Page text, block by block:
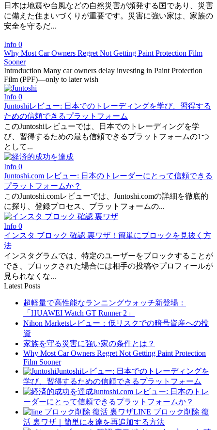
日本は地震や台風などの自然災害が頻発する国であり、災害
に備えた住まいづくりが重要です。災害に強い家は、家族の
安全を守るだ...
Info 0
Why Most Car Owners Regret Not Getting Paint Protection Film
Sooner
Introduction Many car owners delay investing in Paint Protection
Film (PPF)—only to later wish
Info 0
Juntoshiレビュー: 日本でのトレーディングを学び、習得する
ための信頼できるプラットフォーム
このJuntoshiレビューでは、日本でのトレーディングを学
び、習得するための最も信頼できるプラットフォームの1つ
として...
Info 0
Juntoshi.com レビュー: 日本のトレーダーにとって信頼できる
プラットフォームか？
このJuntoshi.comレビューでは、Juntoshi.comの詳細を徹底的
に探り、登録プロセス、プラットフォームの...
Info 0
インスタ ブロック 確認 裏ワザ！簡単にブロックを見抜く方
法
インスタグラムでは、特定のユーザーをブロックすることが
でき、ブロックされた場合には相手の投稿やプロフィールが
見られなくな...
Latest Posts
超軽量で高性能なランニングウォッチ新登場：
「HUAWEI Watch GT Runner 2」
Nihon Marketsレビュー：低リスクでの暗号資産への投
資
家族を守る災害に強い家の条件とは？
Why Most Car Owners Regret Not Getting Paint Protection
Film Sooner
Juntoshiレビュー: 日本でのトレーディングを
学び、習得するための信頼できるプラットフォーム
Juntoshi.com レビュー: 日本のトレ
ーダーにとって信頼できるプラットフォームか？
LINE ブロック削除 復
活 裏ワザ｜簡単に友達を再追加する方法